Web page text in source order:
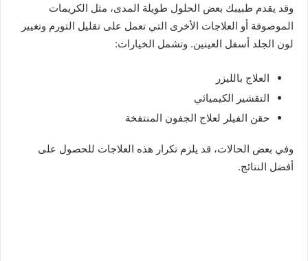
وقد يقدم طبيبك بعض الحلول طويلة المدى، مثل الكريمات
الموصوفة أو العلاجات الأخرى التي تعمل على تقليل التورم وتغيير
لون الجلد أسفل العينين. وتشمل الخيارات:
العلاج بالليزر
التقشير الكيميائي
حقن الفيلر لعلاج الجفون المنتفخة
وفي بعض الحالات، قد يلزم تكرار هذه العلاجات للحصول على
أفضل النتائج.